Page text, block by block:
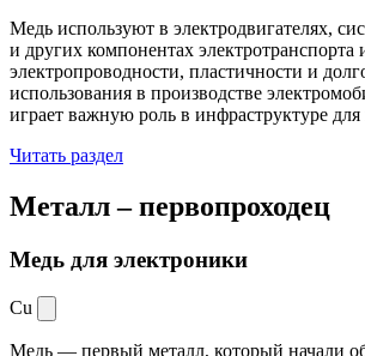
Медь используют в электродвигателях,
и других компонентах электротранспорта
электропроводности, пластичности и
использования в производстве
играет важную роль в инфраструктуре
Читать раздел
Металл –первопроходец
Медь для электроники
Cu
Медь — первый металл, который начали